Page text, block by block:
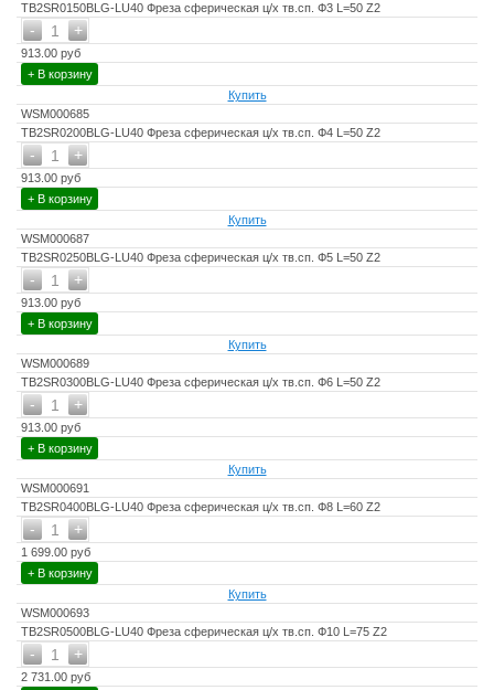
TB2SR0150BLG-LU40 Фреза сферическая ц/х тв.сп. Ф3 L=50 Z2
+
- 1
913.00 руб
+ В корзину
Купить
WSM000685
TB2SR0200BLG-LU40 Фреза сферическая ц/х тв.сп. Ф4 L=50 Z2
+
- 1
913.00 руб
+ В корзину
Купить
WSM000687
TB2SR0250BLG-LU40 Фреза сферическая ц/х тв.сп. Ф5 L=50 Z2
+
- 1
913.00 руб
+ В корзину
Купить
WSM000689
TB2SR0300BLG-LU40 Фреза сферическая ц/х тв.сп. Ф6 L=50 Z2
+
- 1
913.00 руб
+ В корзину
Купить
WSM000691
TB2SR0400BLG-LU40 Фреза сферическая ц/х тв.сп. Ф8 L=60 Z2
+
- 1
1 699.00 руб
+ В корзину
Купить
WSM000693
TB2SR0500BLG-LU40 Фреза сферическая ц/х тв.сп. Ф10 L=75 Z2
+
- 1
2 731.00 руб